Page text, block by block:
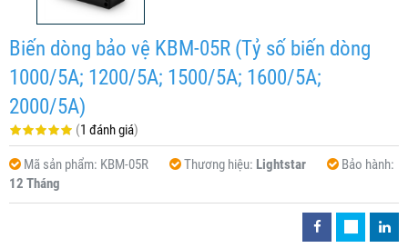
Biến dòng bảo vệ KBM-05R (Tỷ số biến dòng
1000/5A; 1200/5A; 1500/5A; 1600/5A;
2000/5A)
(1 đánh giá)
Mã sản phẩm: KBM-05R Thương hiệu: Lightstar
Bảo hành:
12 Tháng